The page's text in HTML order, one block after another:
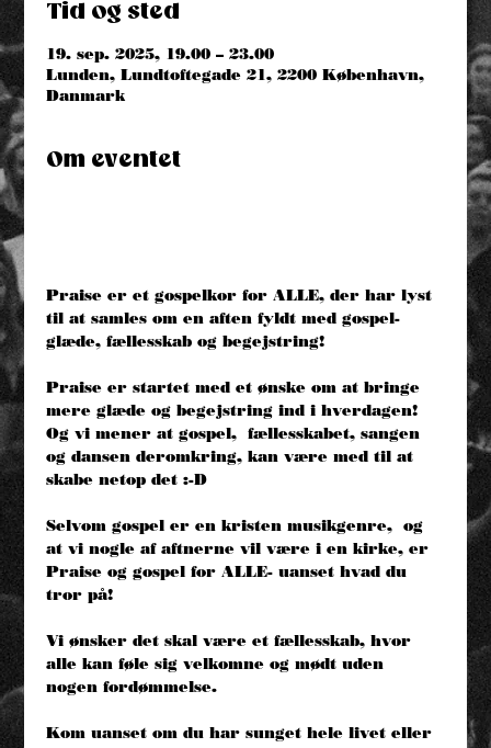
Tid og sted
19. sep. 2025, 19.00 – 23.00
Lunden, Lundtoftegade 21, 2200 København,
Danmark
Om eventet
Praise er et gospelkor for ALLE, der har lyst
til at samles om en aften fyldt med gospel-
glæde, fællesskab og begejstring!
Praise er startet med et ønske om at bringe
mere glæde og begejstring ind i hverdagen!
Og vi mener at gospel,  fællesskabet, sangen
og dansen deromkring, kan være med til at
skabe netop det :-D
Selvom gospel er en kristen musikgenre,  og
at vi nogle af aftnerne vil være i en kirke, er
Praise og gospel for ALLE- uanset hvad du
tror på!
Vi ønsker det skal være et fællesskab, hvor
alle kan føle sig velkomne og mødt uden
nogen fordømmelse.
Kom uanset om du har sunget hele livet eller